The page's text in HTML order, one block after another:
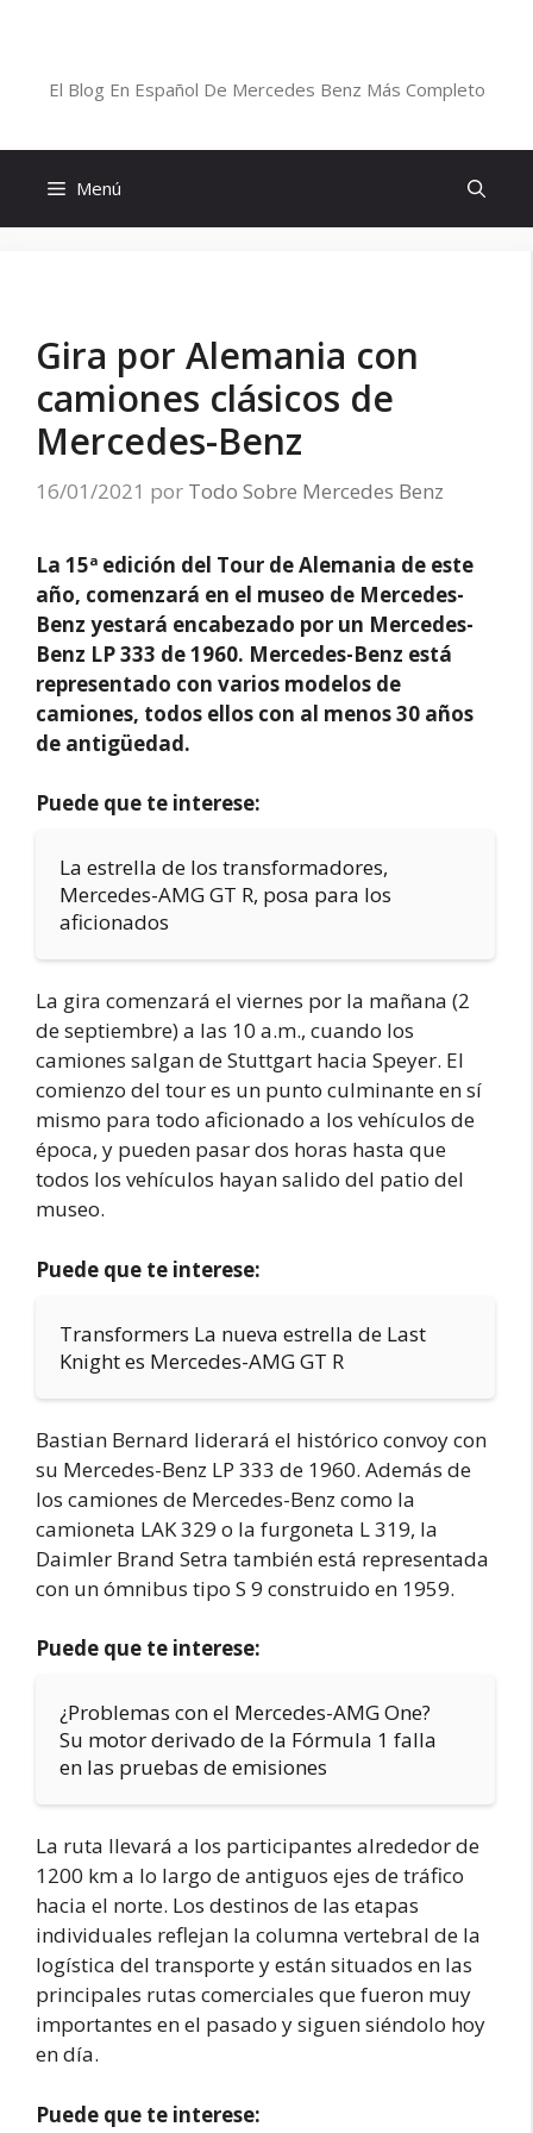
El Blog En Español De Mercedes Benz Más Completo
Menú
Gira por Alemania con
camiones clásicos de
Mercedes-Benz
16/01/2021 por Todo Sobre Mercedes Benz
La 15ª edición del Tour de Alemania de este
año, comenzará en el museo de Mercedes-
Benz yestará encabezado por un Mercedes-
Benz LP 333 de 1960. Mercedes-Benz está
representado con varios modelos de
camiones, todos ellos con al menos 30 años
de antigüedad.
Puede que te interese:
La estrella de los transformadores,
Mercedes-AMG GT R, posa para los
aficionados
La gira comenzará el viernes por la mañana (2
de septiembre) a las 10 a.m., cuando los
camiones salgan de Stuttgart hacia Speyer. El
comienzo del tour es un punto culminante en sí
mismo para todo aficionado a los vehículos de
época, y pueden pasar dos horas hasta que
todos los vehículos hayan salido del patio del
museo.
Puede que te interese:
Transformers La nueva estrella de Last
Knight es Mercedes-AMG GT R
Bastian Bernard liderará el histórico convoy con
su Mercedes-Benz LP 333 de 1960. Además de
los camiones de Mercedes-Benz como la
camioneta LAK 329 o la furgoneta L 319, la
Daimler Brand Setra también está representada
con un ómnibus tipo S 9 construido en 1959.
Puede que te interese:
¿Problemas con el Mercedes-AMG One?
Su motor derivado de la Fórmula 1 falla
en las pruebas de emisiones
La ruta llevará a los participantes alrededor de
1200 km a lo largo de antiguos ejes de tráfico
hacia el norte. Los destinos de las etapas
individuales reflejan la columna vertebral de la
logística del transporte y están situados en las
principales rutas comerciales que fueron muy
importantes en el pasado y siguen siéndolo hoy
en día.
Puede que te interese: